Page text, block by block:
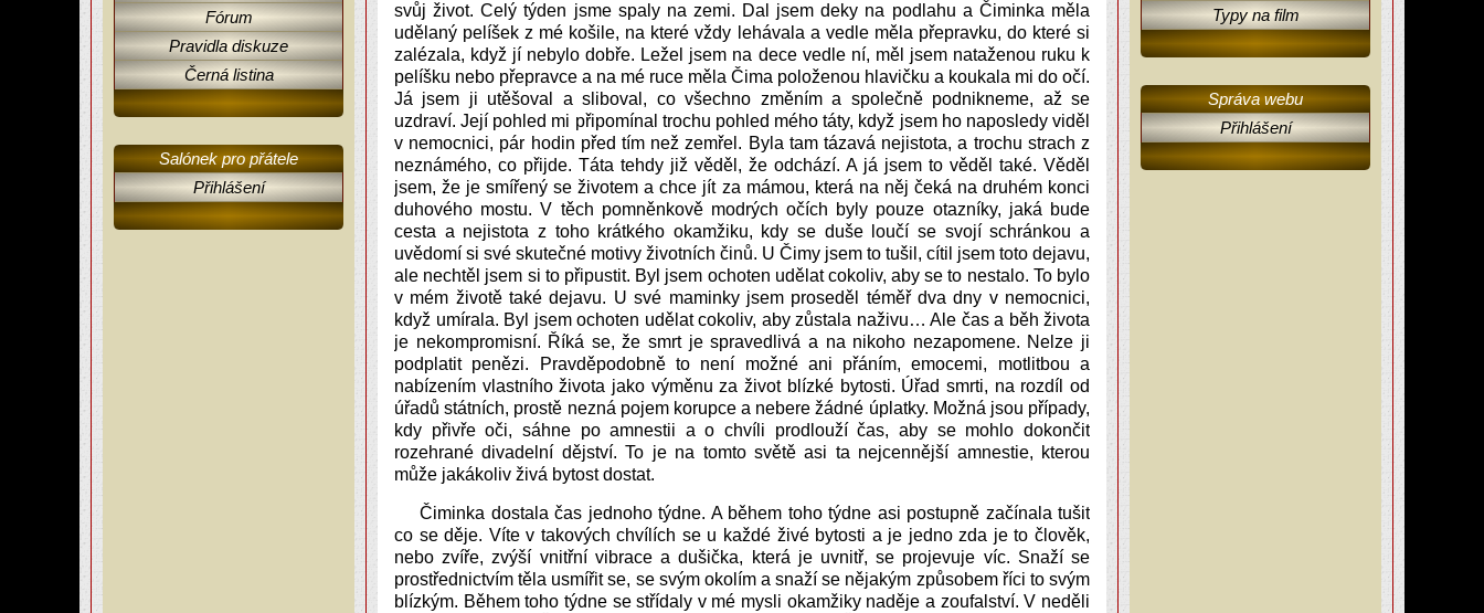
Fórum
Pravidla diskuze
Černá listina
Salónek pro přátele
Přihlášení
svůj život. Celý týden jsme spaly na zemi. Dal jsem deky na podlahu a Čiminka měla
udělaný pelíšek z mé košile, na které vždy lehávala a vedle měla přepravku, do které si
zalézala, když jí nebylo dobře. Ležel jsem na dece vedle ní, měl jsem nataženou ruku k
pelíšku nebo přepravce a na mé ruce měla Čima položenou hlavičku a koukala mi do očí.
Já jsem ji utěšoval a sliboval, co všechno změním a společně podnikneme, až se
uzdraví. Její pohled mi připomínal trochu pohled mého táty, když jsem ho naposledy viděl
v nemocnici, pár hodin před tím než zemřel. Byla tam tázavá nejistota, a trochu strach z
neznámého, co přijde. Táta tehdy již věděl, že odchází. A já jsem to věděl také. Věděl
jsem, že je smířený se životem a chce jít za mámou, která na něj čeká na druhém konci
duhového mostu. V těch pomněnkově modrých očích byly pouze otazníky, jaká bude
cesta a nejistota z toho krátkého okamžiku, kdy se duše loučí se svojí schránkou a
uvědomí si své skutečné motivy životních činů. U Čimy jsem to tušil, cítil jsem toto dejavu,
ale nechtěl jsem si to připustit. Byl jsem ochoten udělat cokoliv, aby se to nestalo. To bylo
v mém životě také dejavu. U své maminky jsem proseděl téměř dva dny v nemocnici,
když umírala. Byl jsem ochoten udělat cokoliv, aby zůstala naživu… Ale čas a běh života
je nekompromisní. Říká se, že smrt je spravedlivá a na nikoho nezapomene. Nelze ji
podplatit penězi. Pravděpodobně to není možné ani přáním, emocemi, motlitbou a
nabízením vlastního života jako výměnu za život blízké bytosti. Úřad smrti, na rozdíl od
úřadů státních, prostě nezná pojem korupce a nebere žádné úplatky. Možná jsou případy,
kdy přivře oči, sáhne po amnestii a o chvíli prodlouží čas, aby se mohlo dokončit
rozehrané divadelní dějství. To je na tomto světě asi ta nejcennější amnestie, kterou
může jakákoliv živá bytost dostat.
Čiminka dostala čas jednoho týdne. A během toho týdne asi postupně začínala tušit
co se děje. Víte v takových chvílích se u každé živé bytosti a je jedno zda je to člověk,
nebo zvíře, zvýší vnitřní vibrace a dušička, která je uvnitř, se projevuje víc. Snaží se
prostřednictvím těla usmířit se, se svým okolím a snaží se nějakým způsobem říci to svým
blízkým. Během toho týdne se střídaly v mé mysli okamžiky naděje a zoufalství. V neděli
Typy na film
Správa webu
Přihlášení